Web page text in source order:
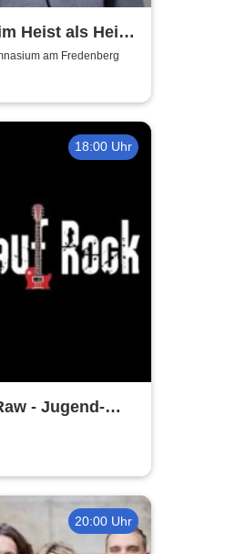
Heist als Heinz
Gedicht
am Fredenberg
18:00 Uhr
- Jugend-
20:00 Uhr